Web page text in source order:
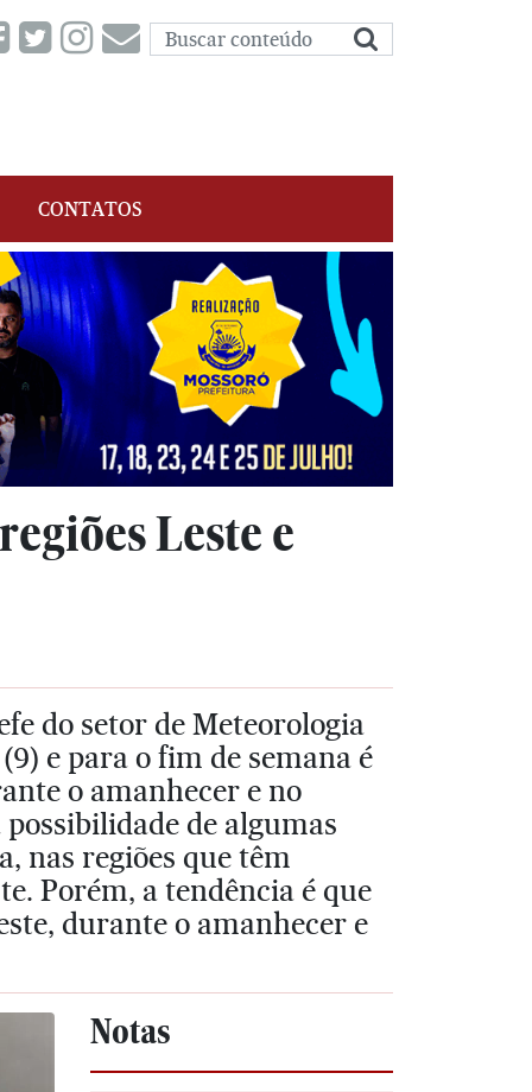
CONTATOS
Leste e
do setor de Meteorologia
e para o fim de semana é
o amanhecer e no
de algumas
nas regiões que têm
Porém, a tendência é que
durante o amanhecer e
Notas